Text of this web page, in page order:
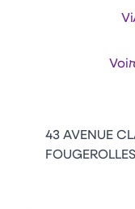
43 AVENUE